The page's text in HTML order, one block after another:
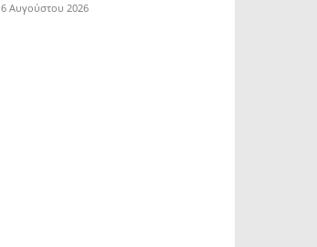
6 Αυγούστου 2026